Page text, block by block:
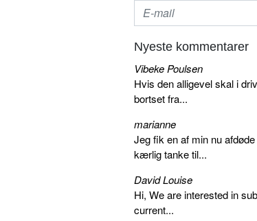
Nyeste kommentarer
Vibeke Poulsen
Hvis den alligevel skal i
bortset fra...
marianne
Jeg fik en af min nu
kærlig tanke til...
David Louise
Hi, We are interested in
current...